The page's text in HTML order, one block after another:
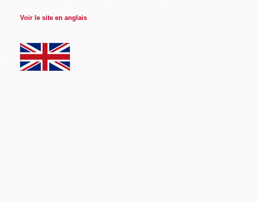
Voir le site en anglais